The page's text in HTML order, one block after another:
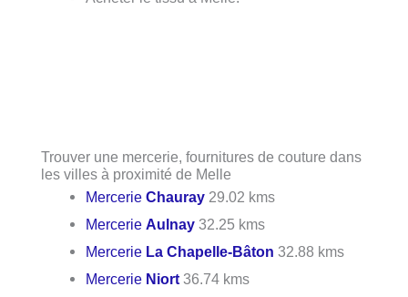
Trouver une mercerie, fournitures de couture dans
les villes à proximité de Melle
MercerieChauray 29.02 kms
MercerieAulnay 32.25 kms
Mercerie La Chapelle-Bâton 32.88 kms
Mercerie Niort 36.74 kms